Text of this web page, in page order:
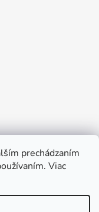
prechádzaním
Viac